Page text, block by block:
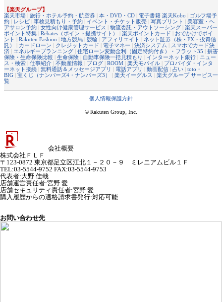
【楽天グループ】
楽天市場 | 旅行・ホテル予約・航空券 | 本・DVD・CD | 電子書籍 楽天Kobo | ゴルフ場予
約 | レシピ | 車検見積もり・予約 | イベント・チケット販売 | 写真プリント | 美容室・ヘ
アサロン予約 | 女性向け健康管理サービス | 物流委託・アウトソーシング | 楽天スーパー
ポイント特集 | Rebates（ポイント提携サイト） | 楽天ポイントカード | おでかけでポイ
ント | Rakuten Fashion | 地方競馬 | 競輪 | アフィリエイト | ネット証券（株・FX・投資信
託）
| カードローン | クレジットカード | 電子マネー | 決済システム | スマホでカード決
済 | エネルギープランニング | 住宅ローン変動金利（固定特約付き）・フラット35 | 損害
保険・生命保険比較 | 生命保険 | 自動車保険一括見積もり | インターネット銀行 | ニュー
ス・検索 | 仕事紹介 | 不動産情報 | ブログ | ROOM | 楽天モバイル | プロバイダ・インタ
ーネット接続 | 無料通話＆メッセージアプリ | 電話アプリ | 動画配信 | 占い | toto・
BIG | 宝くじ（ナンバーズ4・ナンバーズ3） | 楽天イーグルス | 楽天グループ サービス一
覧
個人情報保護方針
© Rakuten Group, Inc.
会社概要
株式会社ＦＬＦ
〒123-0872 東京都足立区江北１－２０－９ ミレニアムビル１Ｆ
TEL:03-5544-9752 FAX:03-5544-9753
代表者:大野 佳哉
店舗運営責任者:宮野 愛
店舗セキュリティ責任者:宮野 愛
購入履歴からの適格請求書発行:対応可能
お問い合わせ先